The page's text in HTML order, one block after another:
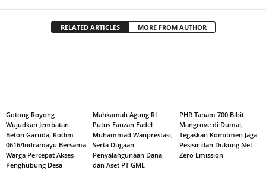
RELATED ARTICLES MORE FROM AUTHOR
Gotong Royong
Wujudkan Jembatan
Beton Garuda, Kodim
0616/Indramayu Bersama
Warga Percepat Akses
Penghubung Desa
Mahkamah Agung RI
Putus Fauzan Fadel
Muhammad Wanprestasi,
Serta Dugaan
Penyalahgunaan Dana
dan Aset PT GME
PHR Tanam 700 Bibit
Mangrove di Dumai,
Tegaskan Komitmen Jaga
Pesisir dan Dukung Net
Zero Emission